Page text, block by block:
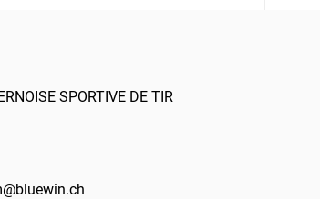
SPORTIVE DE TIR